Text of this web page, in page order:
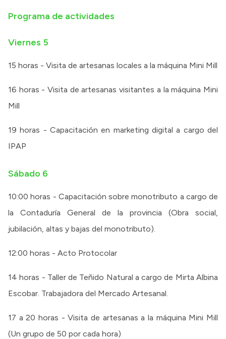
Programa de actividades
Viernes 5
15 horas - Visita de artesanas locales a la máquina Mini Mill
16 horas - Visita de artesanas visitantes a la máquina Mini
Mill
19 horas - Capacitación en marketing digital a cargo del
IPAP
Sábado 6
10:00 horas - Capacitación sobre monotributo a cargo de
la Contaduría General de la provincia (Obra social,
jubilación, altas y bajas del monotributo).
12:00 horas - Acto Protocolar
14 horas - Taller de Teñido Natural a cargo de Mirta Albina
Escobar. Trabajadora del Mercado Artesanal.
17 a 20 horas - Visita de artesanas a la máquina Mini Mill
(Un grupo de 50 por cada hora)